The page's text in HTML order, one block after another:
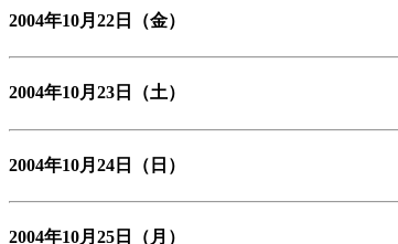
2004年10月22日 （金）
2004年10月23日 （土）
2004年10月24日 （日）
2004年10月25日 （月）